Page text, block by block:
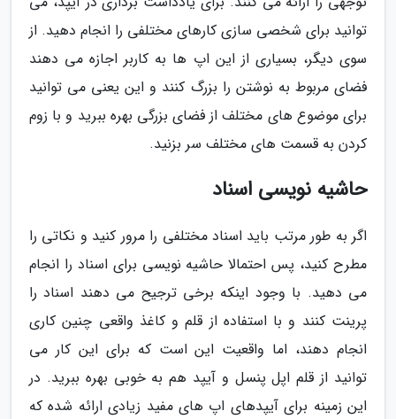
توانید برای شخصی سازی کارهای مختلفی را انجام دهید. از
سوی دیگر، بسیاری از این اپ ها به کاربر اجازه می دهند
فضای مربوط به نوشتن را بزرگ کنند و این یعنی می توانید
برای موضوع های مختلف از فضای بزرگی بهره ببرید و با زوم
کردن به قسمت های مختلف سر بزنید.
حاشیه نویسی اسناد
اگر به طور مرتب باید اسناد مختلفی را مرور کنید و نکاتی را
مطرح کنید، پس احتمالا حاشیه نویسی برای اسناد را انجام
می دهید. با وجود اینکه برخی ترجیح می دهند اسناد را
پرینت کنند و با استفاده از قلم و کاغذ واقعی چنین کاری
انجام دهند، اما واقعیت این است که برای این کار می
توانید از قلم اپل پنسل و آیپد هم به خوبی بهره ببرید. در
این زمینه برای آیپدهای اپ های مفید زیادی ارائه شده که